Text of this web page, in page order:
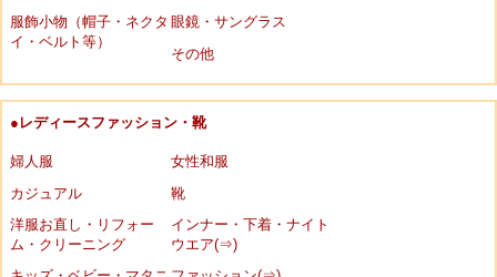
服飾小物（帽子・ネクタ
イ・ベルト等）
眼鏡・サングラス
その他
●レディースファッション・靴
婦人服
女性和服
カジュアル
靴
洋服お直し・リフォー
ム・クリーニング
インナー・下着・ナイト
ウエア(⇒)